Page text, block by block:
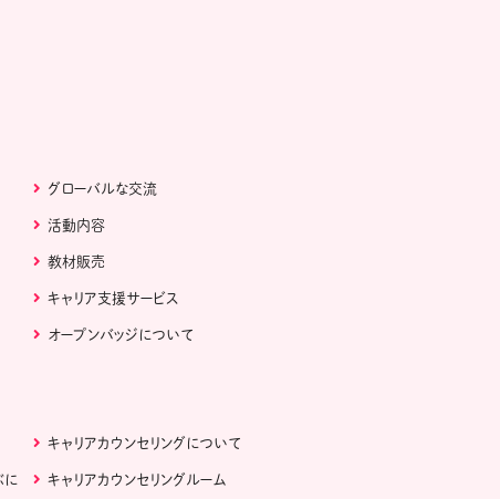
グローバルな交流
活動内容
教材販売
キャリア支援サービス
オープンバッジについて
キャリアカウンセリングについて
に
キャリアカウンセリングルーム